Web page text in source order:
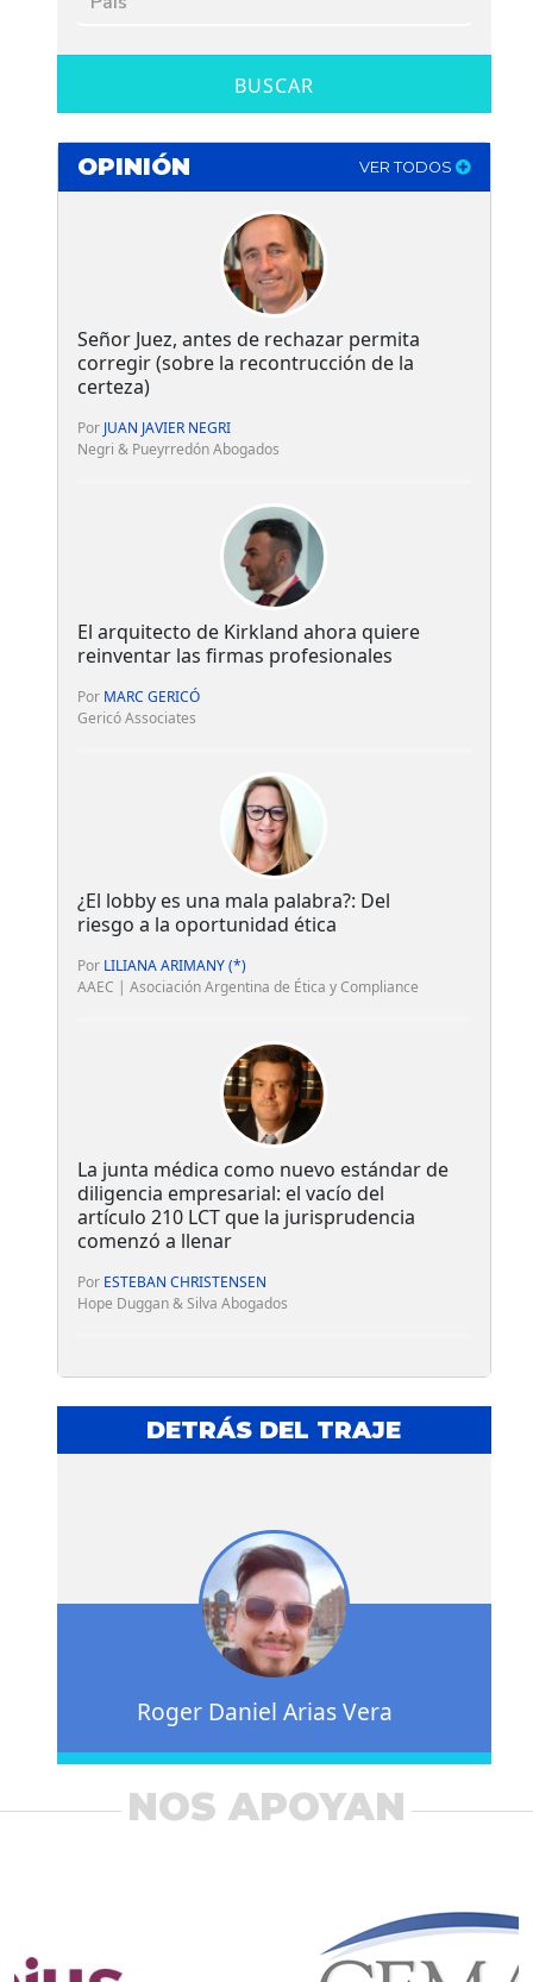
BUSCAR
OPINIÓN VER TODOS
Señor Juez, antes de rechazar permita
corregir (sobre la recontrucción de la
certeza)
Por JUAN JAVIER NEGRI
Negri & Pueyrredón Abogados
El arquitecto de Kirkland ahora quiere
reinventar las firmas profesionales
Por MARC GERICÓ
Gericó Associates
¿El lobby es una mala palabra?: Del
riesgo a la oportunidad ética
Por LILIANA ARIMANY (*)
AAEC | Asociación Argentina de Ética y Compliance
La junta médica como nuevo estándar de
diligencia empresarial: el vacío del
artículo 210 LCT que la jurisprudencia
comenzó a llenar
Por ESTEBAN CHRISTENSEN
Hope Duggan & Silva Abogados
DETRÁS DEL TRAJE
Roger Daniel Arias Vera
NOS APOYAN